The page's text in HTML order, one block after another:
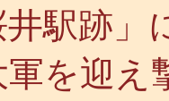
井駅跡
軍を迎え